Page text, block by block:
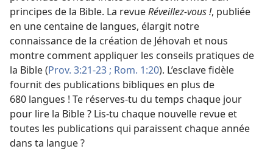
principes de la Bible. La revueRéveillez-vous !, publiée
en une centaine de langues, élargit notre
connaissance de la création de Jéhovah et nous
montre comment appliquer les conseils pratiques de
la Bible (Prov. 3:21-23 ; Rom. 1:20). L’esclave fidèle
fournit des publications bibliques en plus de
680 langues ! Te réserves-tu du temps chaque jour
pour lire la Bible ? Lis-tu chaque nouvelle revue et
toutes les publications qui paraissent chaque année
dans ta langue ?